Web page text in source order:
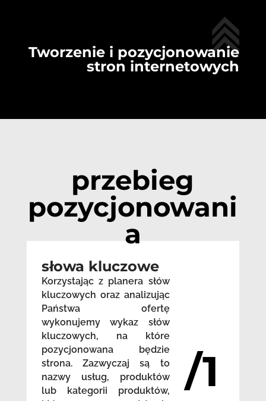
Tworzenie i pozycjonowanie
stron internetowych
przebieg
pozycjonowani
a
słowa kluczowe
Korzystając z planera słów
kluczowych oraz analizując
Państwa ofertę
wykonujemy wykaz słów
kluczowych, na które
pozycjonowana będzie
strona. Zazwyczaj są to
nazwy usług, produktów
lub kategorii produktów,
/1